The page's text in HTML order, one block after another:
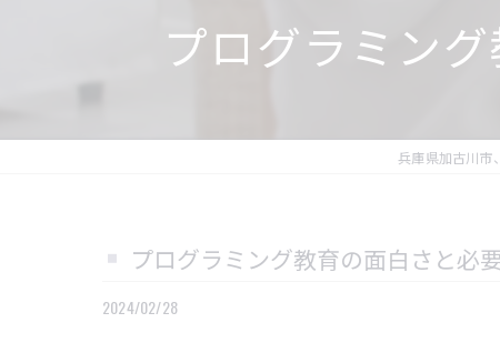
プログラミン
兵庫県加古川市
プログラミング教育の面白さと必
2024/02/28